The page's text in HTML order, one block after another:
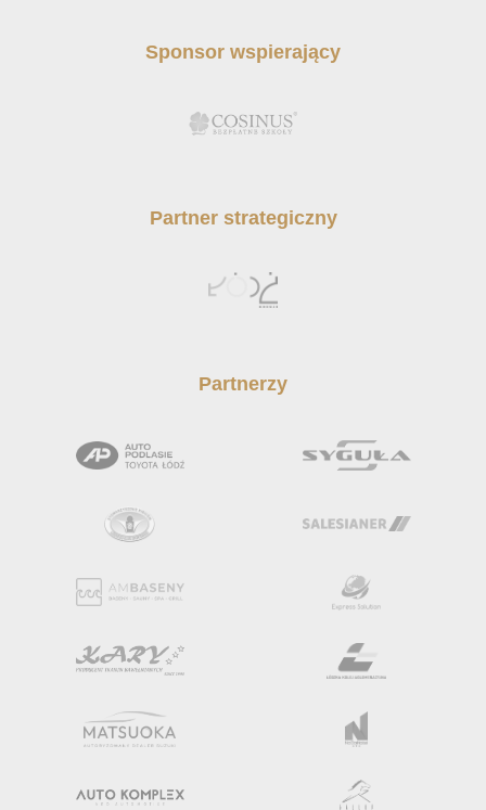
Sponsor wspierający
Partner strategiczny
Partnerzy